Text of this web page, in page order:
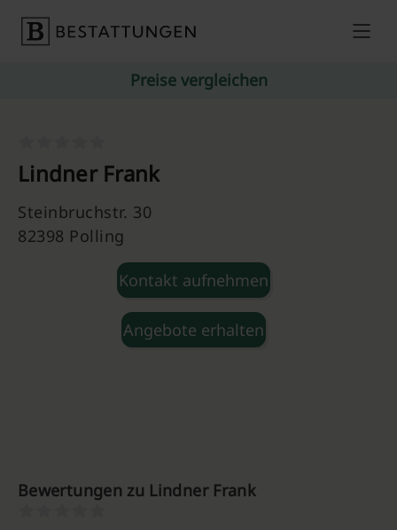
Preise vergleichen
Lindner Frank
Steinbruchstr. 30
82398 Polling
Kontakt aufnehmen
Angebote erhalten
Bewertungen zu Lindner Frank